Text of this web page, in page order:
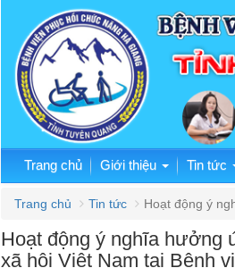
Trang chủ Giới thiệu Tin tức
Trang chủ Tin tức Hoạt động ý
Hoạt động ý nghĩa hưởng
xã hội Việt Nam tại Bệnh